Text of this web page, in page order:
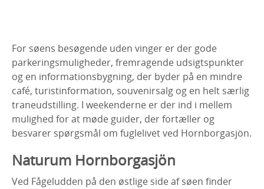
For søens besøgende uden vinger er der gode
parkeringsmuligheder, fremragende udsigtspunkter
og en informationsbygning, der byder på en mindre
café, turistinformation, souvenirsalg og en helt særlig
traneudstilling. I weekenderne er der ind i mellem
mulighed for at møde guider, der fortæller og
besvarer spørgsmål om fuglelivet ved Hornborgasjön.
Naturum Hornborgasjön
Ved Fågeludden på den østlige side af søen finder